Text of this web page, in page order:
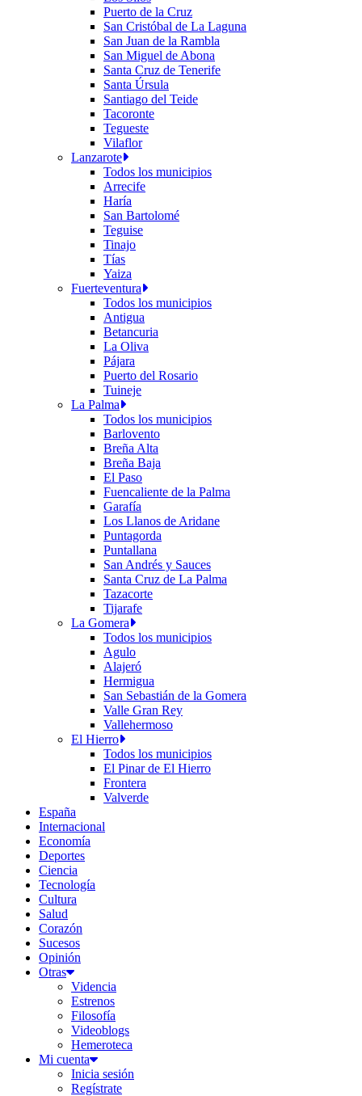
Puerto de la Cruz
San Cristóbal de La Laguna
San Juan de la Rambla
San Miguel de Abona
Santa Cruz de Tenerife
Santa Úrsula
Santiago del Teide
Tacoronte
Tegueste
Vilaflor
Lanzarote
Todos los municipios
Arrecife
Haría
San Bartolomé
Teguise
Tinajo
Tías
Yaiza
Fuerteventura
Todos los municipios
Antigua
Betancuria
La Oliva
Pájara
Puerto del Rosario
Tuineje
La Palma
Todos los municipios
Barlovento
Breña Alta
Breña Baja
El Paso
Fuencaliente de la Palma
Garafía
Los Llanos de Aridane
Puntagorda
Puntallana
San Andrés y Sauces
Santa Cruz de La Palma
Tazacorte
Tijarafe
La Gomera
Todos los municipios
Agulo
Alajeró
Hermigua
San Sebastián de la Gomera
Valle Gran Rey
Vallehermoso
El Hierro
Todos los municipios
El Pinar de El Hierro
Frontera
Valverde
España
Internacional
Economía
Deportes
Ciencia
Tecnología
Cultura
Salud
Corazón
Sucesos
Opinión
Otras
Videncia
Estrenos
Filosofía
Videoblogs
Hemeroteca
Mi cuenta
Inicia sesión
Regístrate